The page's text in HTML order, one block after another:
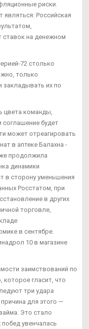
риски.
являться: Российская
на денежном
72 столько
только
закладывать их по
цвета команды,
соглашение будет
может отреагировать
в аптеке Балахна -
продолжила
динамики
в сторону уменьшения
Росстатом, при
в других
торговле,
в сентябре.
10 в магазине
заимствований по
которое гласит, что
три удара
для этого —
Это стало
увенчалась